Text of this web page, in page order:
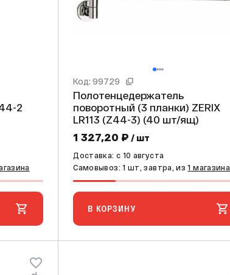
Код: 99729
Полотенцедержатель
поворотный (3 планки) ZERIX
LR113 (Z44-3) (40 шт/ящ)
1 327,20 ₽ / шт
Доставка: c 10 августа
Самовывоз: 1 шт, завтра, из1 магазина
В КОРЗИНУ